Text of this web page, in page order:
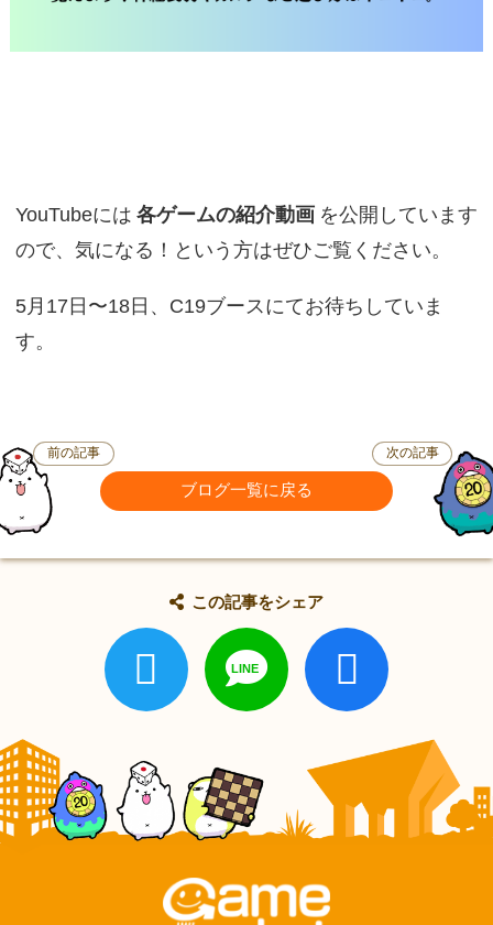
YouTubeには 各ゲームの紹介動画 を公開しています
ので、気になる！という方はぜひご覧ください。
5月17日〜18日、C19ブースにてお待ちしていま
す。
前の記事
ブログ一覧に戻る
次の記事
この記事をシェア